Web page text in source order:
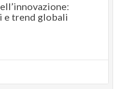
e trend globali